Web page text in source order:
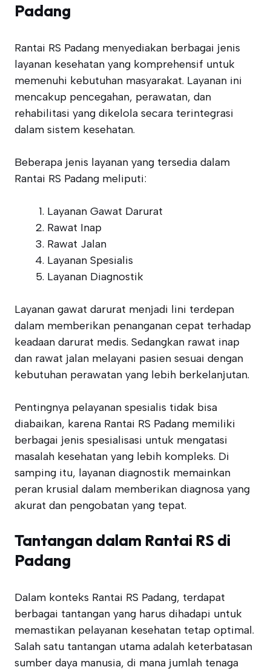
Padang
Rantai RS Padang menyediakan berbagai jenis
layanan kesehatan yang komprehensif untuk
memenuhi kebutuhan masyarakat. Layanan ini
mencakup pencegahan, perawatan, dan
rehabilitasi yang dikelola secara terintegrasi
dalam sistem kesehatan.
Beberapa jenis layanan yang tersedia dalam
Rantai RS Padang meliputi:
Layanan Gawat Darurat
Rawat Inap
Rawat Jalan
Layanan Spesialis
Layanan Diagnostik
Layanan gawat darurat menjadi lini terdepan
dalam memberikan penanganan cepat terhadap
keadaan darurat medis. Sedangkan rawat inap
dan rawat jalan melayani pasien sesuai dengan
kebutuhan perawatan yang lebih berkelanjutan.
Pentingnya pelayanan spesialis tidak bisa
diabaikan, karena Rantai RS Padang memiliki
berbagai jenis spesialisasi untuk mengatasi
masalah kesehatan yang lebih kompleks. Di
samping itu, layanan diagnostik memainkan
peran krusial dalam memberikan diagnosa yang
akurat dan pengobatan yang tepat.
Tantangan dalam Rantai RS di
Padang
Dalam konteks Rantai RS Padang, terdapat
berbagai tantangan yang harus dihadapi untuk
memastikan pelayanan kesehatan tetap optimal.
Salah satu tantangan utama adalah keterbatasan
sumber daya manusia, di mana jumlah tenaga